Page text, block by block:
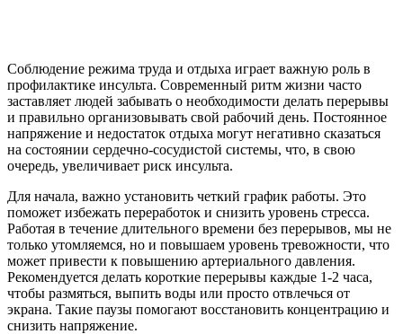
Соблюдение режима труда и отдыха играет важную роль в
профилактике инсульта. Современный ритм жизни часто
заставляет людей забывать о необходимости делать перерывы
и правильно организовывать свой рабочий день. Постоянное
напряжение и недостаток отдыха могут негативно сказаться
на состоянии сердечно-сосудистой системы, что, в свою
очередь, увеличивает риск инсульта.
Для начала, важно установить четкий график работы. Это
поможет избежать переработок и снизить уровень стресса.
Работая в течение длительного времени без перерывов, мы не
только утомляемся, но и повышаем уровень тревожности, что
может привести к повышению артериального давления.
Рекомендуется делать короткие перерывы каждые 1-2 часа,
чтобы размяться, выпить воды или просто отвлечься от
экрана. Такие паузы помогают восстановить концентрацию и
снизить напряжение.